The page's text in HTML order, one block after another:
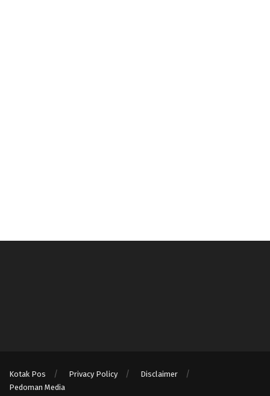
Kotak Pos Privacy Policy
Disclaimer
Pedoman Media